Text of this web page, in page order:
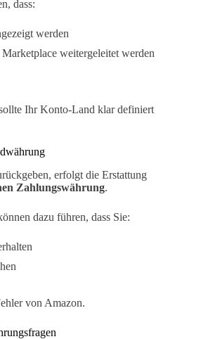
dass:
werden
weitergeleitet werden
Ihr Konto-Land klar definiert
erfolgt die Erstattung
Zahlungswährung.
dazu führen, dass Sie:
von Amazon.